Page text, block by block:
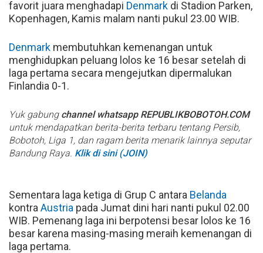
favorit juara menghadapi Denmark di Stadion Parken,
Kopenhagen, Kamis malam nanti pukul 23.00 WIB.
Denmark membutuhkan kemenangan untuk
menghidupkan peluang lolos ke 16 besar setelah di
laga pertama secara mengejutkan dipermalukan
Finlandia 0-1.
Yuk gabung channel whatsapp REPUBLIKBOBOTOH.COM
untuk mendapatkan berita-berita terbaru tentang Persib,
Bobotoh, Liga 1, dan ragam berita menarik lainnya seputar
Bandung Raya. Klik di sini (JOIN)
Sementara laga ketiga di Grup C antara Belanda
kontra Austria pada Jumat dini hari nanti pukul 02.00
WIB. Pemenang laga ini berpotensi besar lolos ke 16
besar karena masing-masing meraih kemenangan di
laga pertama.